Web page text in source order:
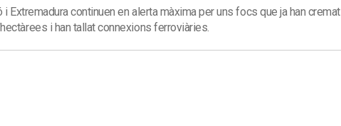
i Extremadura continuen en alerta màxima per uns focs que ja han cremat
i han tallat connexions ferroviàries.